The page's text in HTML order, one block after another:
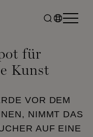
für
Kunst
VOR DEM
NIMMT DAS
AUF EINE